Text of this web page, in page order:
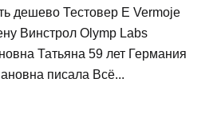
дешево Тестовер Е Vermoje
Винстрол Olymp Labs
Татьяна 59 лет Германия
писала Всё...